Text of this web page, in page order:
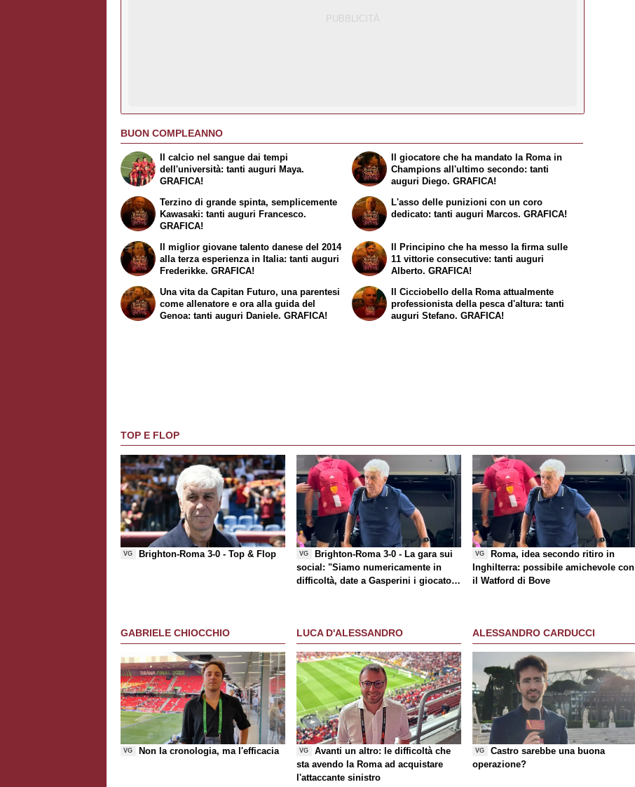
BUON COMPLEANNO
Il calcio nel sangue dai tempi
dell'università: tanti auguri Maya.
GRAFICA!
Terzino di grande spinta, semplicemente
Kawasaki: tanti auguri Francesco.
GRAFICA!
Il giocatore che ha mandato la Roma in
Champions all'ultimo secondo: tanti
auguri Diego. GRAFICA!
L'asso delle punizioni con un coro
dedicato: tanti auguri Marcos. GRAFICA!
Il miglior giovane talento danese del 2014
alla terza esperienza in Italia: tanti auguri
Frederikke. GRAFICA!
Una vita da Capitan Futuro, una parentesi
come allenatore e ora alla guida del
Genoa: tanti auguri Daniele. GRAFICA!
Principino che ha messo la firma sulle
11 vittorie consecutive: tanti auguri
Alberto. GRAFICA!
IlCicciobello della Roma attualmente
professionista della pesca d'altura: tanti
auguri Stefano. GRAFICA!
TOP E FLOP
VG Brighton-Roma 3-0 -Top & Flop VG
Brighton-Roma 3-0 - La gara sui
social: "Siamo numericamente in
difficoltà, date a Gasperini i giocatori
VG
Roma, idea secondo ritiro in
Inghilterra: possibile amichevole con
il Watford di Bove
GABRIELE CHIOCCHIO
VG Non la cronologia, ma l'efficacia
LUCA D'ALESSANDRO
VG
Avanti un altro: le difficoltà che
sta avendo la Roma ad acquistare
l'attaccante sinistro
ALESSANDRO CARDUCCI
VG
Castro sarebbe una buona
operazione?